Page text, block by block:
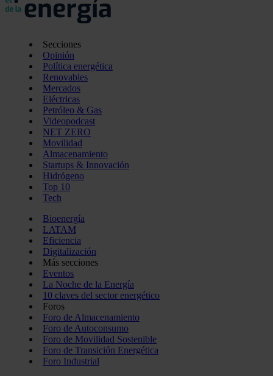
Secciones
Opinión
Política energética
Renovables
Mercados
Eléctricas
Petróleo & Gas
Videopodcast
NET ZERO
Movilidad
Almacenamiento
Startups & Innovación
Hidrógeno
Top 10
Tech
Bioenergía
LATAM
Eficiencia
Digitalización
Más secciones
Eventos
La Noche de la Energía
10 claves del sector energético
Foros
Foro de Almacenamiento
Foro de Autoconsumo
Foro de Movilidad Sostenible
Foro de Transición Energética
Foro Industrial